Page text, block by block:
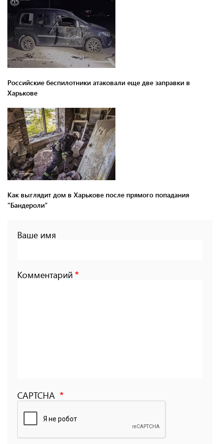
Российские беспилотники атаковали еще две заправки в
Харькове
Как выглядит дом в Харькове после прямого попадания
"Бандероли"
Ваше имя
Комментарий
CAPTCHA